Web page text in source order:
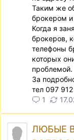
Таким же
брокером и
Когда я
брокеров,
телефоны
которых
проблемой.
За
тел 097
1
ЛЮБЫЕ